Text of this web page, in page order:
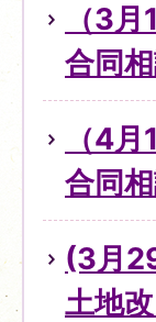
（3
合同
（4
合同
(3月
土地